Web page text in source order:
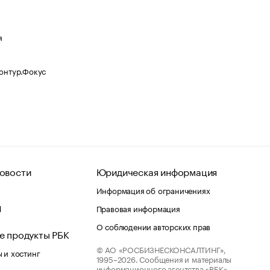
продукты РБК
хостинг
Юридическая информация
Информация об ограничениях
Правовая информация
О соблюдении авторских прав
© АО «РОСБИЗНЕСКОНСАЛТИНГ»,
1995–2026. Сообщения и материалы